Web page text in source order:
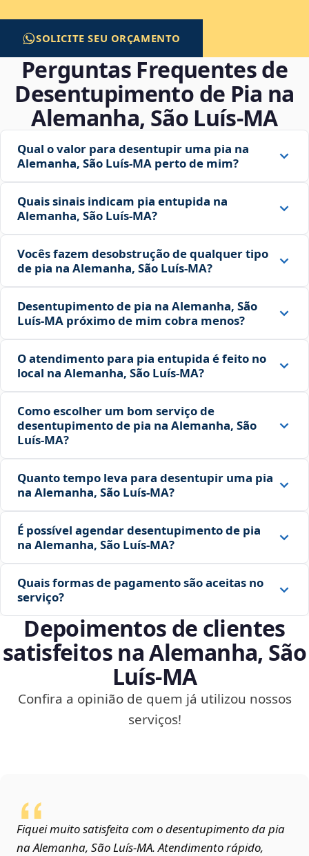
SOLICITE SEU ORÇAMENTO
Perguntas Frequentes de
Desentupimento de Pia na
Alemanha, São Luís‑MA
Qual o valor para desentupir uma pia na
Alemanha, São Luís‑MA perto de mim?
Quais sinais indicam pia entupida na
Alemanha, São Luís‑MA?
Vocês fazem desobstrução de qualquer tipo
de pia na Alemanha, São Luís‑MA?
Desentupimento de pia na Alemanha, São
Luís‑MA próximo de mim cobra menos?
O atendimento para pia entupida é feito no
local na Alemanha, São Luís‑MA?
Como escolher um bom serviço de
desentupimento de pia na Alemanha, São
Luís‑MA?
Quanto tempo leva para desentupir uma pia
na Alemanha, São Luís‑MA?
É possível agendar desentupimento de pia
na Alemanha, São Luís‑MA?
Quais formas de pagamento são aceitas no
serviço?
Depoimentos de clientes
satisfeitos na Alemanha, São
Luís‑MA
Confira a opinião de quem já utilizou nossos
serviços!
Fiquei muito satisfeita com o desentupimento da pia
na Alemanha, São Luís‑MA. Atendimento rápido,